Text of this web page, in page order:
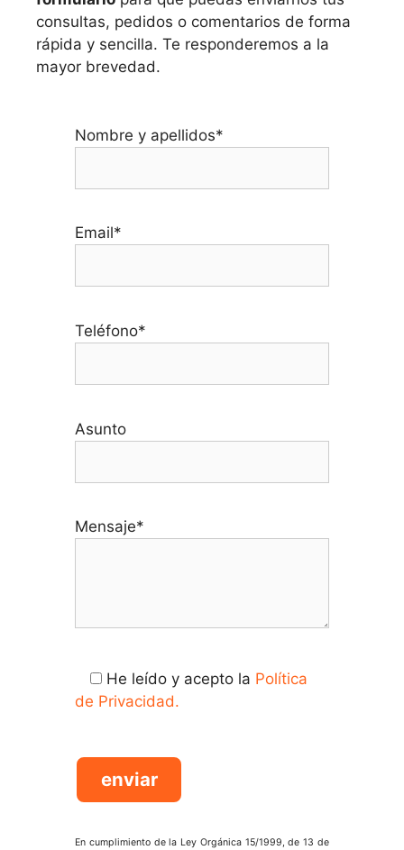
consultas, pedidos o comentarios de forma
rápida y sencilla. Te responderemos a la
mayor brevedad.
Nombre y apellidos*
Email*
Teléfono*
Asunto
Mensaje*
He leído y acepto la Política
de Privacidad.
En cumplimiento de la Ley Orgánica 15/1999, de 13 de